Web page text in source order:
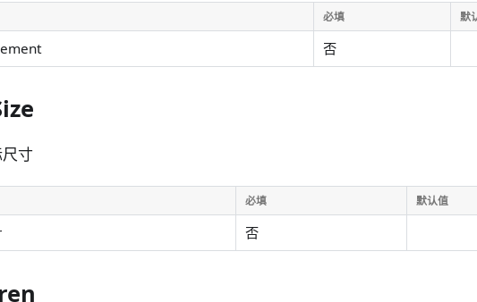
必填 默
否
寸
必填 默认值
否